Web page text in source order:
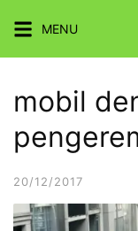
content
MENU
mobil
20/12/2017